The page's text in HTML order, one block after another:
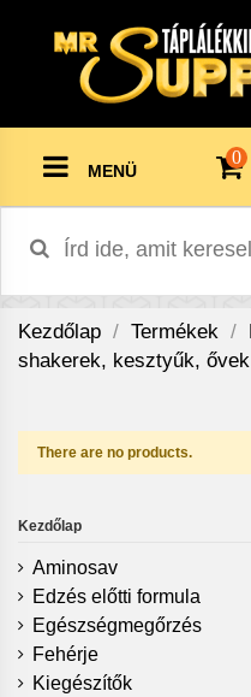
MENÜ
0
Kezdőlap Termékek
shakerek, kesztyűk, ővek
There are no products.
Kezdőlap
Aminosav
Edzés előtti formula
Egészségmegőrzés
Fehérje
Kiegészítők